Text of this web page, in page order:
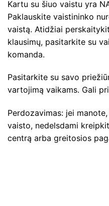
Kartu su šiuo vaistu yra
Paklauskite vaistininko
vaistą. Atidžiai
klausimų, pasitarkite su
komanda.
Pasitarkite su savo
vartojimą vaikams. Gali
Perdozavimas: jei
vaisto, nedelsdami
centrą arba greitosios